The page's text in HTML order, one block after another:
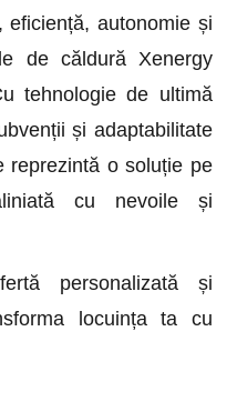
autonomie și
de căldură Xenergy
tehnologie de ultimă
și adaptabilitate
reprezintă o soluție pe
cu nevoile și
personalizată și
locuința ta cu